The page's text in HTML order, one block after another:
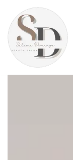
Saltar
contenido